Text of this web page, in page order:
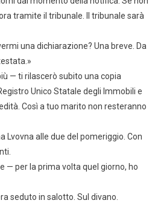
tramite il tribunale. Il tribunale sarà
una dichiarazione? Una breve. Da
— ti rilascerò subito una copia
Unico Statale degli Immobili e
Così a tuo marito non resteranno
Lvovna alle due del pomeriggio. Con
— per la prima volta quel giorno, ho
seduto in salotto. Sul divano.